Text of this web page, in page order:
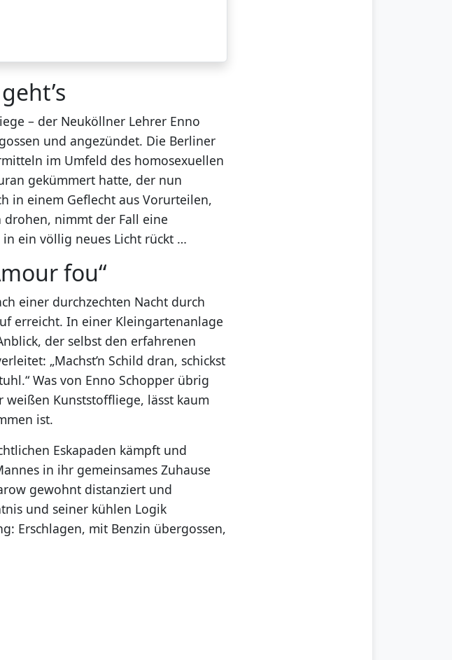
– der Neuköllner Lehrer Enno
und angezündet. Die Berliner
im Umfeld des homosexuellen
gekümmert hatte, der nun
in einem Geflecht aus Vorurteilen,
nimmt der Fall eine
ein völlig neues Licht rückt …
fou“
einer durchzechten Nacht durch
erreicht. In einer Kleingartenanlage
der selbst den erfahrenen
„Machst’n Schild dran, schickst
Was von Enno Schopper übrig
Kunststoffliege, lässt kaum
ist.
Eskapaden kämpft und
in ihr gemeinsames Zuhause
gewohnt distanziert und
und seiner kühlen Logik
Erschlagen, mit Benzin übergossen,